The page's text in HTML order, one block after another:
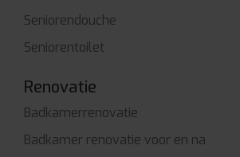
Seniorendouche
Seniorentoilet
Renovatie
Badkamerrenovatie
Badkamer renovatie voor en na